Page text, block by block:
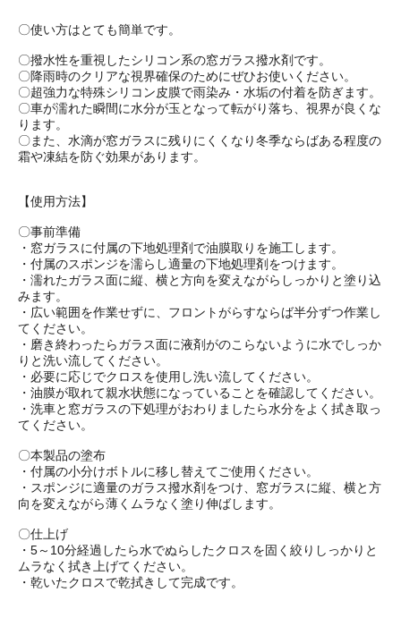
〇使い方はとても簡単です。
〇撥水性を重視したシリコン系の窓ガラス撥水剤です。
〇降雨時のクリアな視界確保のためにぜひお使いください。
〇超強力な特殊シリコン皮膜で雨染み・水垢の付着を防ぎます。
〇車が濡れた瞬間に水分が玉となって転がり落ち、視界が良くな
ります。
〇また、水滴が窓ガラスに残りにくくなり冬季ならばある程度の
霜や凍結を防ぐ効果があります。
【使用方法】
〇事前準備
・窓ガラスに付属の下地処理剤で油膜取りを施工します。
・付属のスポンジを濡らし適量の下地処理剤をつけます。
・濡れたガラス面に縦、横と方向を変えながらしっかりと塗り込
みます。
・広い範囲を作業せずに、フロントがらすならば半分ずつ作業し
てください。
・磨き終わったらガラス面に液剤がのこらないように水でしっか
りと洗い流してください。
・必要に応じでクロスを使用し洗い流してください。
・油膜が取れて親水状態になっていることを確認してください。
・洗車と窓ガラスの下処理がおわりましたら水分をよく拭き取っ
てください。
〇本製品の塗布
・付属の小分けボトルに移し替えてご使用ください。
・スポンジに適量のガラス撥水剤をつけ、窓ガラスに縦、横と方
向を変えながら薄くムラなく塗り伸ばします。
〇仕上げ
・5～10分経過したら水でぬらしたクロスを固く絞りしっかりと
ムラなく拭き上げてください。
・乾いたクロスで乾拭きして完成です。